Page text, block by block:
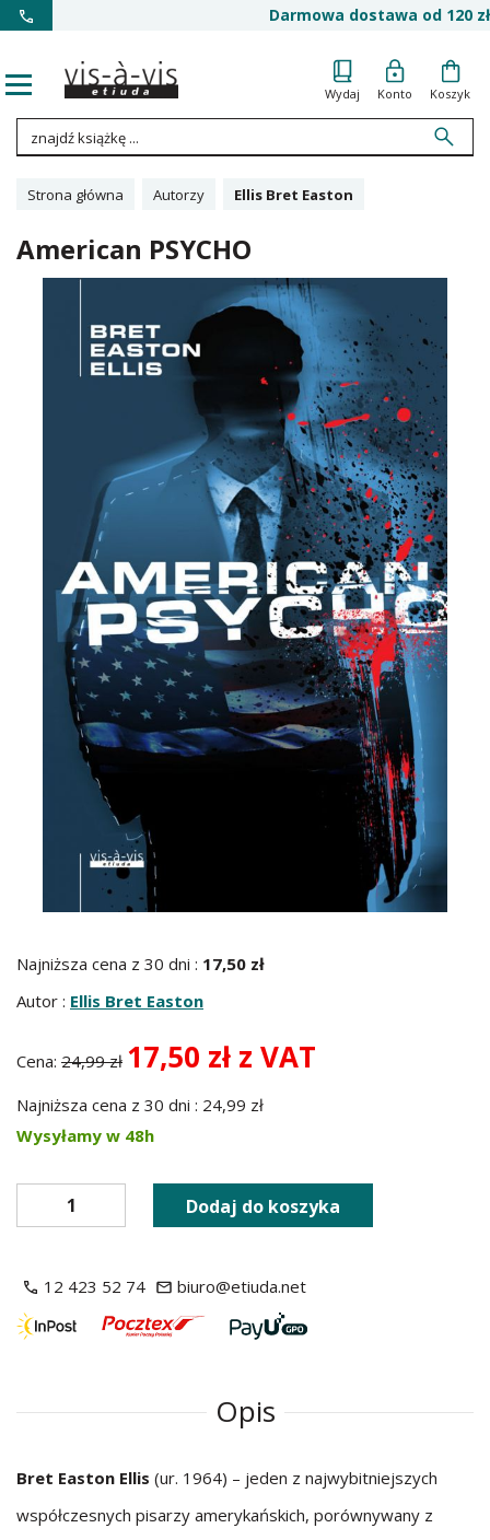
Darmowa dostawa od 120 zł
Wydaj Konto Koszyk
Strona główna Autorzy Ellis Bret Easton
American PSYCHO
Najniższa cena z 30 dni : 17,50 zł
Autor : Ellis Bret Easton
Cena: 24,99 zł 17,50 zł z VAT
Najniższa cena z 30 dni : 24,99 zł
Wysyłamy w 48h
Dodaj do koszyka
12 423 52 74 biuro@etiuda.net
Opis
Bret Easton Ellis (ur. 1964) – jeden z najwybitniejszych
współczesnych pisarzy amerykańskich, porównywany z